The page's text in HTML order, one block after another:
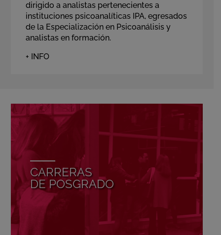
dirigido a analistas pertenecientes a
instituciones psicoanalíticas IPA, egresados
de la Especialización en Psicoanálisis y
analistas en formación.
+ INFO
CARRERAS
DE POSGRADO